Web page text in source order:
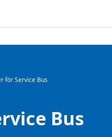
för Service Bus
Bus